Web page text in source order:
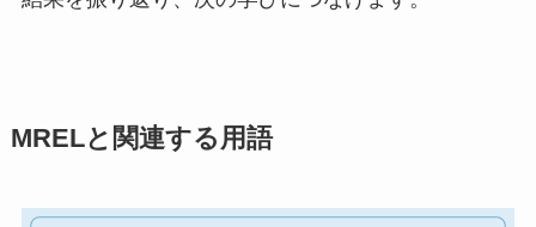
MRELと関連する用語